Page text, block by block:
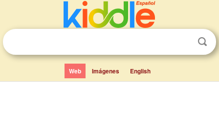
Web Imágenes English